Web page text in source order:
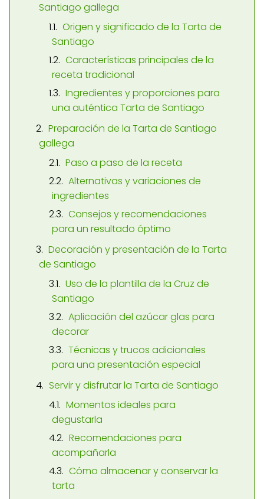
Santiago gallega
Origen y significado de la Tarta de
Santiago
Características principales de la
receta tradicional
Ingredientes y proporciones para
una auténtica Tarta de Santiago
Preparación de la Tarta de Santiago
gallega
Paso a paso de la receta
Alternativas y variaciones de
ingredientes
Consejos y recomendaciones
para un resultado óptimo
Decoración y presentación de la Tarta
de Santiago
Uso de la plantilla de la Cruz de
Santiago
Aplicación del azúcar glas para
decorar
Técnicas y trucos adicionales
para una presentación especial
Servir y disfrutar la Tarta de Santiago
Momentos ideales para
degustarla
Recomendaciones para
acompañarla
Cómo almacenar y conservar la
tarta